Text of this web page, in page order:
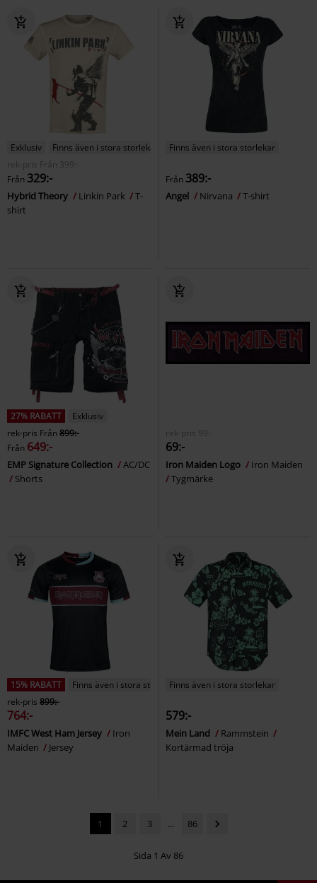
Exklusiv
Finns även i stora storlekar
rek-pris
Från
399:-
Från 329:-
Hybrid Theory Linkin Park
T-
shirt
Finns även i stora storlekar
Från 389:-
Angel Nirvana T-shirt
27% RABATT
Exklusiv
rek-pris Från899:-
Från 649:-
EMP Signature Collection
AC/DC
Shorts
rek-pris 99:-
69:-
Iron Maiden Logo
Iron Maiden
Tygmärke
15% RABATT
Finns även i stora storlekar
rek-pris 899:-
764:-
IMFC West Ham Jersey
Iron
Maiden
Jersey
Finns även i stora storlekar
579:-
Mein Land
Rammstein
Kortärmad tröja
1 2 3 ... 86
Sida 1 Av 86